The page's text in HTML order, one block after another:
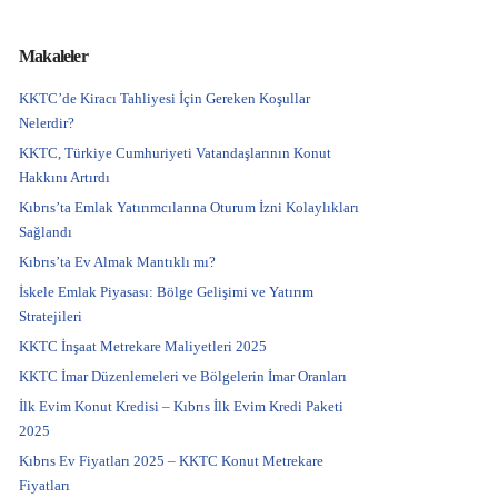
Makaleler
KKTC’de Kiracı Tahliyesi İçin Gereken Koşullar
Nelerdir?
KKTC, Türkiye Cumhuriyeti Vatandaşlarının Konut
Hakkını Artırdı
Kıbrıs’ta Emlak Yatırımcılarına Oturum İzni Kolaylıkları
Sağlandı
Kıbrıs’ta Ev Almak Mantıklı mı?
İskele Emlak Piyasası: Bölge Gelişimi ve Yatırım
Stratejileri
KKTC İnşaat Metrekare Maliyetleri 2025
KKTC İmar Düzenlemeleri ve Bölgelerin İmar Oranları
İlk Evim Konut Kredisi – Kıbrıs İlk Evim Kredi Paketi
2025
Kıbrıs Ev Fiyatları 2025 – KKTC Konut Metrekare
Fiyatları